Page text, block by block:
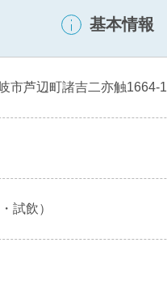
基本情報
市芦辺町諸吉二亦触1664-1
試飲）